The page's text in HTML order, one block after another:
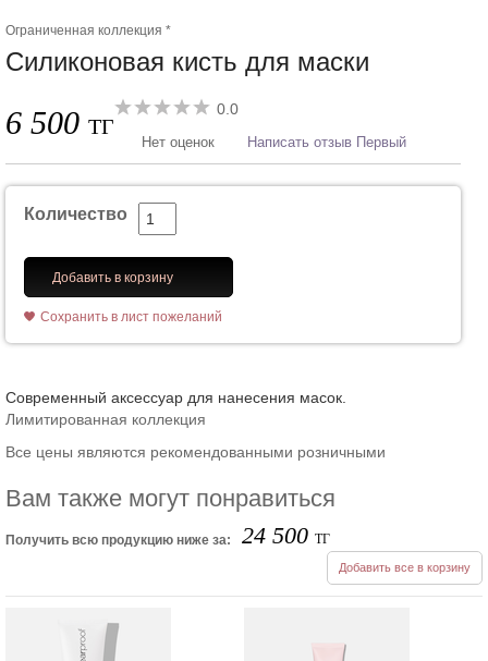
Ограниченная коллекция *
Силиконовая кисть для маски
6 500 ТГ
0.0
Нет оценок Написать отзыв Первый
Количество
Добавить в корзину
Сохранить в лист пожеланий
Современный аксессуар для нанесения масок.
Лимитированная коллекция
Все цены являются рекомендованными розничными
Вам также могут понравиться
Получить всю продукцию ниже за: 24 500 ТГ
Добавить все в корзину